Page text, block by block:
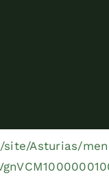
Asturias/